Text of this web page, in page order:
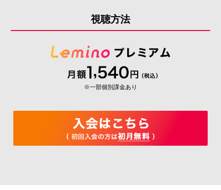
視聴方法
※一部個別課金あり